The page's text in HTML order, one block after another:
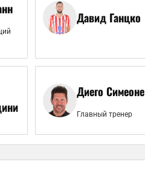
Давид Ганцко
Диего Симеоне
Главный тренер